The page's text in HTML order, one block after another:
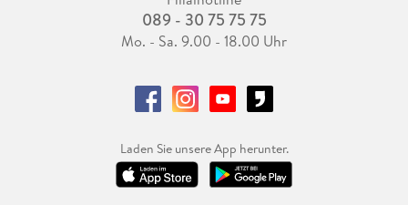
089 - 30 75 75 75
Mo. - Sa. 9.00 - 18.00 Uhr
Laden Sie unsere App herunter.